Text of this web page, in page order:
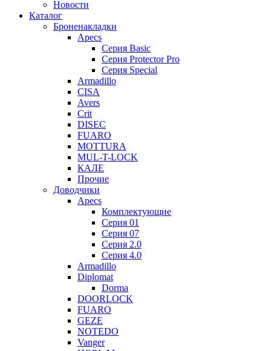
Новости
Каталог
Броненакладки
Apecs
Серия Basic
Серия Protector Pro
Серия Special
Armadillo
CISA
Avers
Crit
DISEC
FUARO
MOTTURA
MUL-T-LOCK
КАЛЕ
Прочие
Доводчики
Apecs
Комплектующие
Серия 01
Серия 07
Серия 2.0
Серия 4.0
Armadillo
Diplomat
Dorma
DOORLOCK
FUARO
GEZE
NOTEDO
Vanger